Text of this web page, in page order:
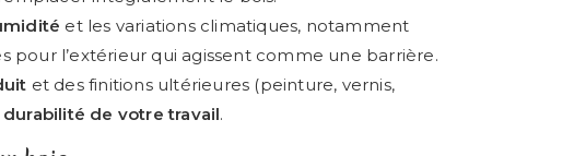
et les variations climatiques, notamment
pour l’extérieur qui agissent comme une barrière.
et des finitions ultérieures (peinture, vernis,
durabilité de votre travail.